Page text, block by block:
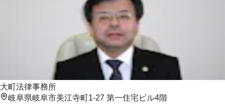
大町法律事務所
岐阜県岐阜市美江寺町1-27 第一住宅ビル4階